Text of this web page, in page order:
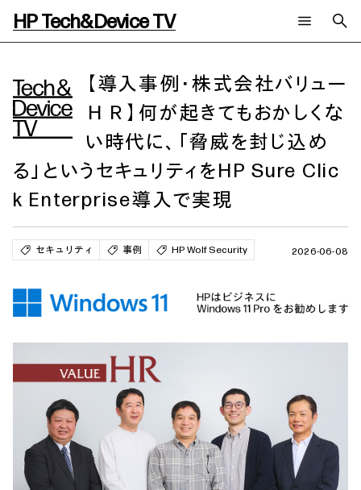
HP Tech&Device TV
全てのコンテンツ
チャンネル
AIの進化と活用事例
製品トレンド & レビュー
サイバーセキュリティ
教育とテクノロジー
ハイブリッドワーク
ワークステーション
事例
イベントレポート
AI PC
AIワークステーション
WXP（DEXツール）
イベント・コラム
イベント・セミナー情報
メールニュース会員登録
日本HP 公式Webサイト
HP Tech&Device TV 内のコンテンツを検索します。
【導入事例・株式会社バリュー
ＨＲ】何が起きてもおかしくな
い時代に、「脅威を封じ込め
る」というセキュリティをHP Sure Clic
k Enterprise導入で実現
セキュリティ 事例 HP Wolf Security 2026-06-08